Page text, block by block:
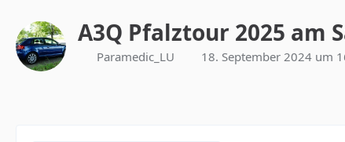
A3Q Pfalztour 2025 am
Paramedic_LU 18. September 2024 um